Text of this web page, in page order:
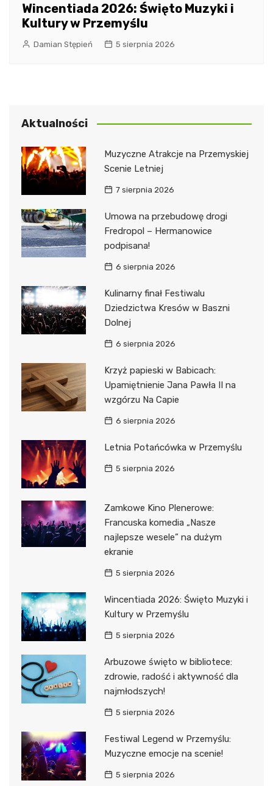
Wincentiada 2026: Święto Muzyki i
Kultury w Przemyślu
Damian Stępień 5 sierpnia 2026
Aktualności
Muzyczne Atrakcje na Przemyskiej
Scenie Letniej
7 sierpnia 2026
Umowa na przebudowę drogi
Fredropol – Hermanowice
podpisana!
6 sierpnia 2026
Kulinarny finał Festiwalu
Dziedzictwa Kresów w Baszni
Dolnej
6 sierpnia 2026
Krzyż papieski w Babicach:
Upamiętnienie Jana Pawła II na
wzgórzu Na Capie
6 sierpnia 2026
Letnia Potańcówka w Przemyślu
5 sierpnia 2026
Zamkowe Kino Plenerowe:
Francuska komedia „Nasze
najlepsze wesele” na dużym
ekranie
5 sierpnia 2026
Wincentiada 2026: Święto Muzyki i
Kultury w Przemyślu
5 sierpnia 2026
Arbuzowe święto w bibliotece:
zdrowie, radość i aktywność dla
najmłodszych!
5 sierpnia 2026
Festiwal Legend w Przemyślu:
Muzyczne emocje na scenie!
5 sierpnia 2026